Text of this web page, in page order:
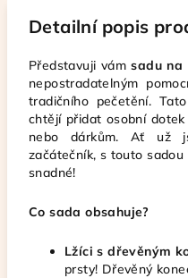
Detailní popis
Představuji vám sadu na
nepostradatelným
tradičního pečetění.
chtějí přidat osobní
nebo dárkům. Ať už
začátečník, s touto
snadné!
Co sada obsahuje?
Lžíci s dřevěným
prsty! Dřevěný